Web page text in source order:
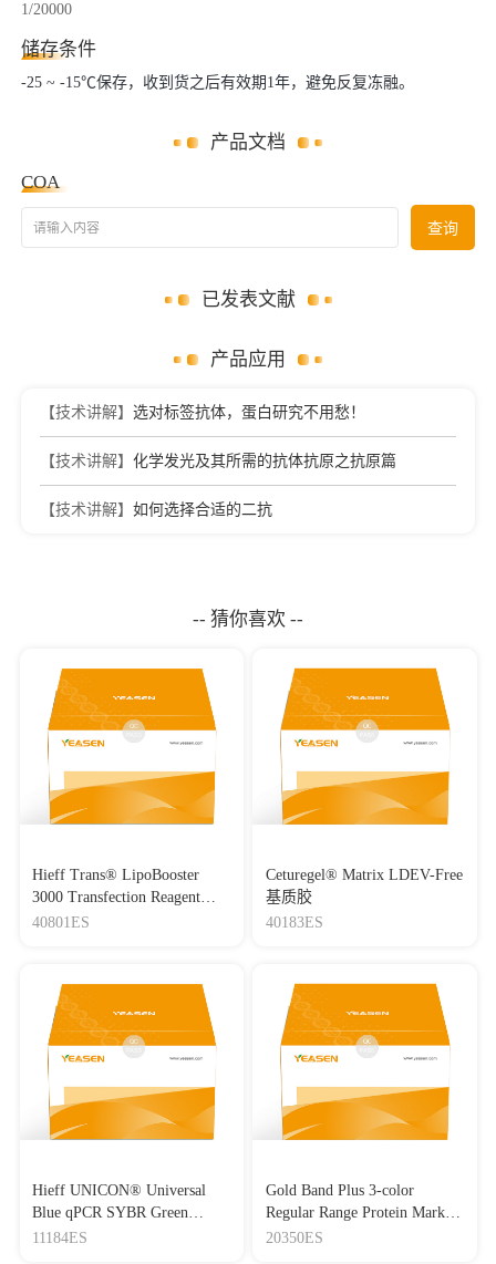
1/20000
储存条件
-25 ~ -15℃保存，收到货之后有效期1年，避免反复冻融。
产品文档
COA
请输入内容 查询
已发表文献
产品应用
【技术讲解】 选对标签抗体，蛋白研究不用愁！
【技术讲解】 化学发光及其所需的抗体抗原之抗原篇
【技术讲解】 如何选择合适的二抗
-- 猜你喜欢 --
Hieff Trans® LipoBooster
3000 Transfection Reagent
Lipo3000转染试剂
40801ES
Ceturegel® Matrix LDEV-Free
基质胶
40183ES
Hieff UNICON® Universal
Blue qPCR SYBR Green
Master Mix
11184ES
Gold Band Plus 3-color
Regular Range Protein Marker
(8-180 kDa) 三色预染蛋白质
20350ES